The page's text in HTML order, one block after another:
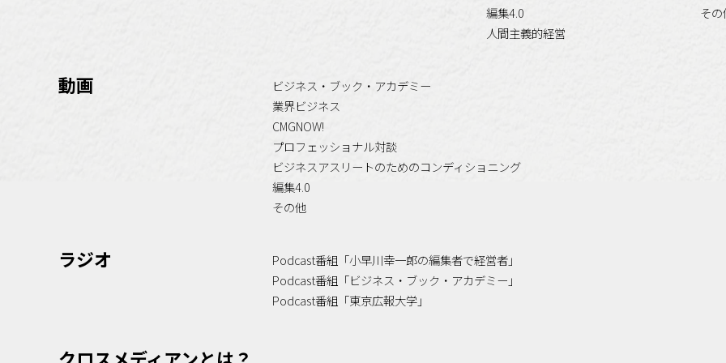
編集4.0
人間主義的経営
その
動画
ビジネス・ブック・アカデミー
業界ビジネス
CMGNOW!
プロフェッショナル対談
ビジネスアスリートのためのコンディショニング
編集4.0
その他
ラジオ
Podcast番組「小早川幸一郎の編集者で経営者」
Podcast番組「ビジネス・ブック・アカデミー」
Podcast番組「東京広報大学」